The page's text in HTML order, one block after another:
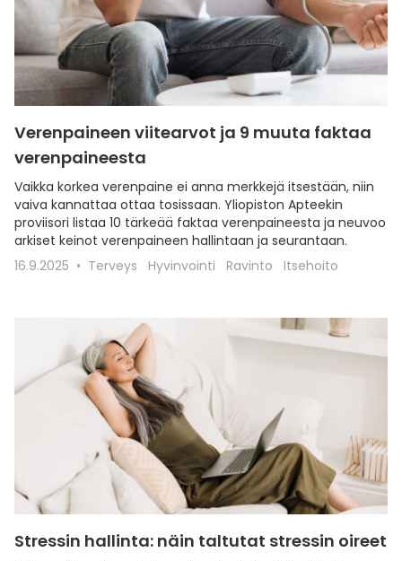
Verenpaineen viitearvot ja 9 muuta faktaa
verenpaineesta
Vaikka korkea verenpaine ei anna merkkejä itsestään, niin
vaiva kannattaa ottaa tosissaan. Yliopiston Apteekin
proviisori listaa 10 tärkeää faktaa verenpaineesta ja neuvoo
arkiset keinot verenpaineen hallintaan ja seurantaan.
16.9.2025
Terveys Hyvinvointi Ravinto Itsehoito
Stressin hallinta: näin taltutat stressin oireet